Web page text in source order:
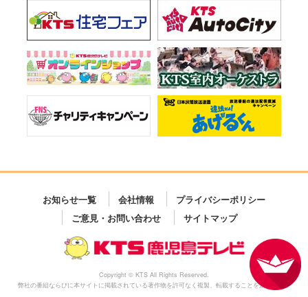
お知らせ一覧 会社情報
プライバシーポリシー
ご意見・お問い合わせ
サイトマップ
Copyright © KTS All Rights Reserved.
弊社の番組ならびに本サイトに掲載されている著作物を許可なく複製、転載することを禁じます。